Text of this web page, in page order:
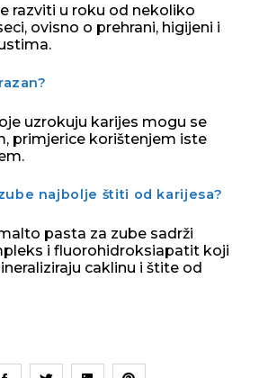
razviti u roku od nekoliko
ovisno o prehrani, higijeni i
uzrokuju karijes mogu se
primjerice korištenjem iste
najbolje štiti od karijesa?
pasta za zube sadrži
i fluorohidroksiapatit koji
caklinu i štite od